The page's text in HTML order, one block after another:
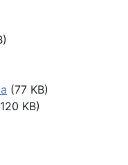
(77 KB)
KB)